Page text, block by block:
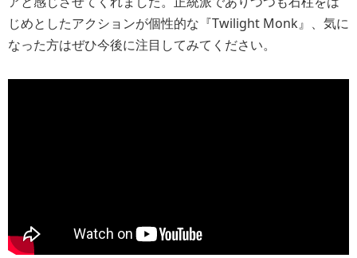
じめとしたアクションが個性的な『Twilight Monk』、気に
なった方はぜひ今後に注目してみてください。